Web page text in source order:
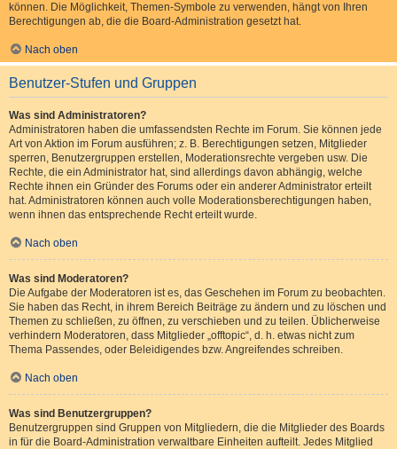
können. Die Möglichkeit, Themen-Symbole zu verwenden, hängt von Ihren
Berechtigungen ab, die die Board-Administration gesetzt hat.
Nach oben
Benutzer-Stufen und Gruppen
Was sind Administratoren?
Administratoren haben die umfassendsten Rechte im Forum. Sie können jede
Art von Aktion im Forum ausführen; z. B. Berechtigungen setzen, Mitglieder
sperren, Benutzergruppen erstellen, Moderationsrechte vergeben usw. Die
Rechte, die ein Administrator hat, sind allerdings davon abhängig, welche
Rechte ihnen ein Gründer des Forums oder ein anderer Administrator erteilt
hat. Administratoren können auch volle Moderationsberechtigungen haben,
wenn ihnen das entsprechende Recht erteilt wurde.
Nach oben
Was sind Moderatoren?
Die Aufgabe der Moderatoren ist es, das Geschehen im Forum zu beobachten.
Sie haben das Recht, in ihrem Bereich Beiträge zu ändern und zu löschen und
Themen zu schließen, zu öffnen, zu verschieben und zu teilen. Üblicherweise
verhindern Moderatoren, dass Mitglieder „offtopic“, d. h. etwas nicht zum
Thema Passendes, oder Beleidigendes bzw. Angreifendes schreiben.
Nach oben
Was sind Benutzergruppen?
Benutzergruppen sind Gruppen von Mitgliedern, die die Mitglieder des Boards
in für die Board-Administration verwaltbare Einheiten aufteilt. Jedes Mitglied